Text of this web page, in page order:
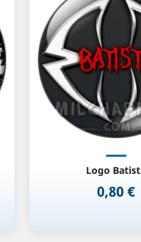
Logo
Precio
0,80 €
Vista